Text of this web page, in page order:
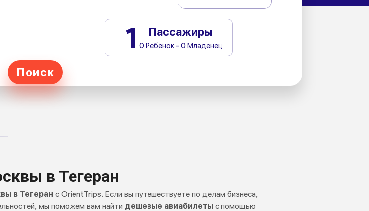
1 Пассажиры
0 Ребёнок - 0 Младенец
Поиск
в Тегеран
в Тегеран с OrientTrips. Если вы путешествуете по делам бизнеса,
мы поможем вам найти дешевые авиабилеты с помощью